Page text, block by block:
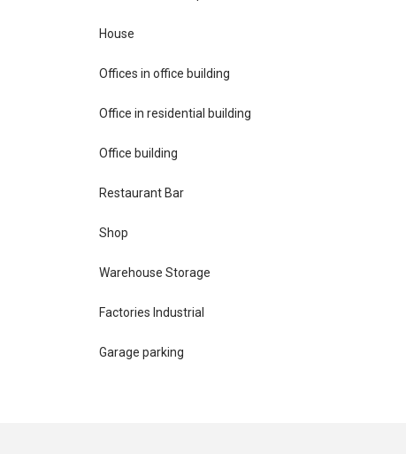
House
Offices in office building
Office in residential building
Office building
Restaurant Bar
Shop
Warehouse Storage
Factories Industrial
Garage parking